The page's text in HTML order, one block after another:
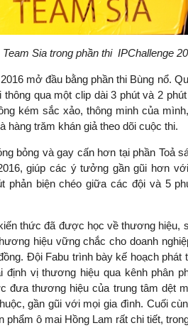
Team Sia trong phần thi IPChallenge
mở đầu bằng phần thi Bùng nổ.
thông qua một clip dài 3 phút và 2
kém sắc xảo, thông minh của
hàng trăm khán giả theo dõi cuộc thi.
bỏng và gay cấn hơn tại phần Toả
giúp các ý tưởng gần gũi hơn
phản biện chéo giữa các đội và 5
thức đã được học về thương hiệu,
hiệu vững chắc cho doanh
Đội Fabu trình bày kế hoạch phát
định vị thương hiệu qua kênh phân
đưa thương hiệu của trung tâm dệt
gần gũi với mọi gia đình. Cuối
phẩm ô mai Hồng Lam rất chi tiết,